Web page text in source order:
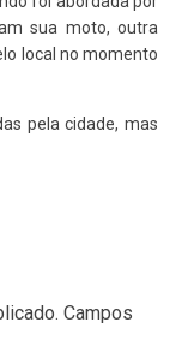
sua moto, outra
local no momento
pela cidade, mas
Campos